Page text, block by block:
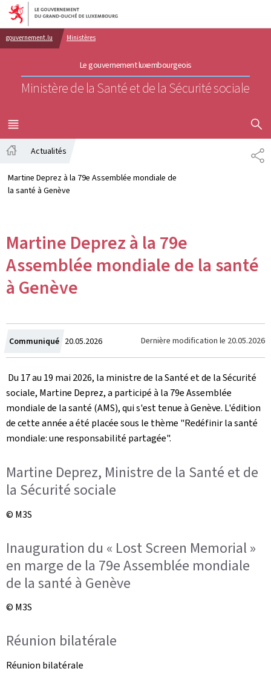
Aller au menu principal
Aller au contenu
gouvernement.lu Ministères
Le gouvernement luxembourgeois
Ministère de la Santé et de la Sécurité sociale
MENU
PRINCIPAL
Actualités
Martine Deprez à la 79e Assemblée mondiale de
la santé à Genève
Martine Deprez à la 79e
Assemblée mondiale de la santé
à Genève
Communiqué Crée
le
20.05.2026 Dernière modification le 20.05.2026
Du 17 au 19 mai 2026, la ministre de la Santé et de la Sécurité
sociale, Martine Deprez, a participé à la 79e Assemblée
mondiale de la santé (AMS), qui s'est tenue à Genève. L'édition
de cette année a été placée sous le thème "Redéfinir la santé
mondiale: une responsabilité partagée".
Martine Deprez, Ministre de la Santé et de
la Sécurité sociale
© M3S
Inauguration du « Lost Screen Memorial »
en marge de la 79e Assemblée mondiale
de la santé à Genève
© M3S
Réunion bilatérale
Réunion bilatérale